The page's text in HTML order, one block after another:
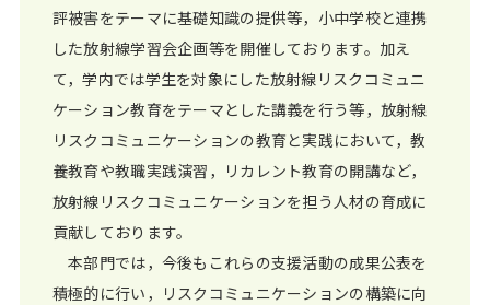
評被害をテーマに基礎知識の提供等，小中学校と連携
した放射線学習会企画等を開催しております。加え
て，学内では学生を対象にした放射線リスクコミュニ
ケーション教育をテーマとした講義を行う等，放射線
リスクコミュニケーションの教育と実践において，教
養教育や教職実践演習，リカレント教育の開講など，
放射線リスクコミュニケーションを担う人材の育成に
貢献しております。
本部門では，今後もこれらの支援活動の成果公表を
積極的に行い，リスクコミュニケーションの構築に向